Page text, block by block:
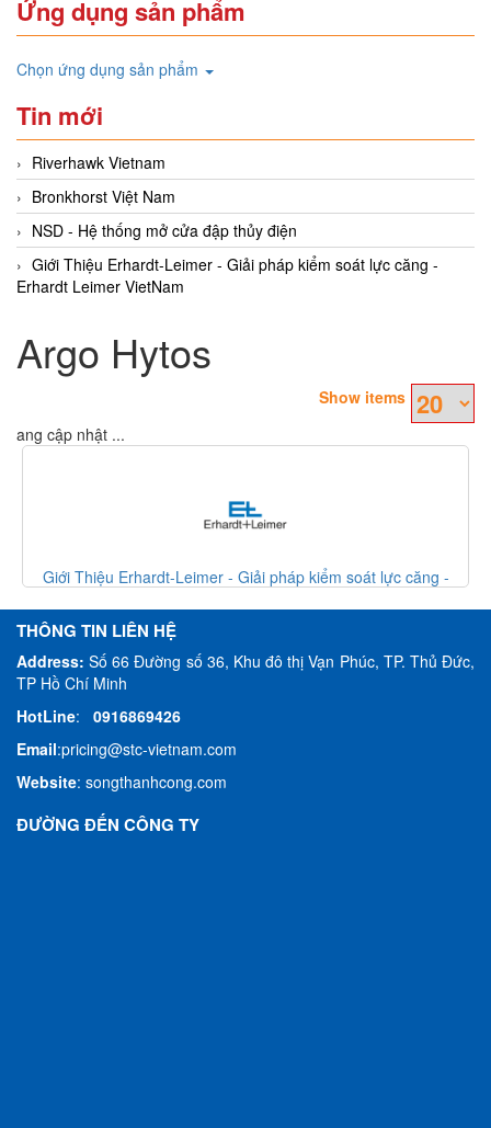
Ứng dụng sản phẩm
Chọn ứng dụng sản phẩm
Tin mới
Riverhawk Vietnam
Bronkhorst Việt Nam
NSD - Hệ thống mở cửa đập thủy điện
Giới Thiệu Erhardt-Leimer - Giải pháp kiểm soát lực căng -
Erhardt Leimer VietNam
Argo Hytos
Show items
Đang cập nhật ...
Leimer - Giải pháp kiểm soát lực căng -
Giới Thiệu
THÔNG TIN LIÊN HỆ
Address:Số 66 Đường số 36, Khu đô thị Vạn Phúc, TP. Thủ Đức,
TP Hồ Chí Minh
HotLine: 0916869426
Email:pricing@stc-vietnam.com
Website: songthanhcong.com
ĐƯỜNG ĐẾN CÔNG TY